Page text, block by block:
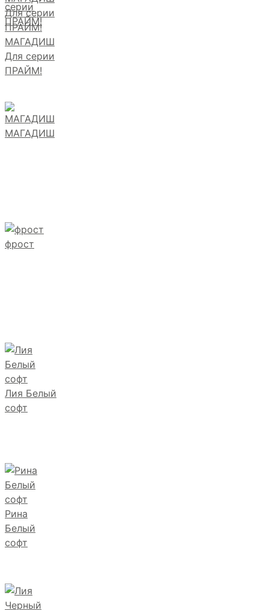
серии
ПРАЙМ!
МАГАДИШ
Для серии
ПРАЙМ!
МАГАДИШ
фрост
Лия Белый
софт
Рина
Белый
софт